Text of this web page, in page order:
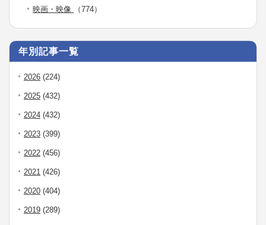
映画・映像 （774）
年別記事一覧
2026 (224)
2025 (432)
2024 (432)
2023 (399)
2022 (456)
2021 (426)
2020 (404)
2019 (289)